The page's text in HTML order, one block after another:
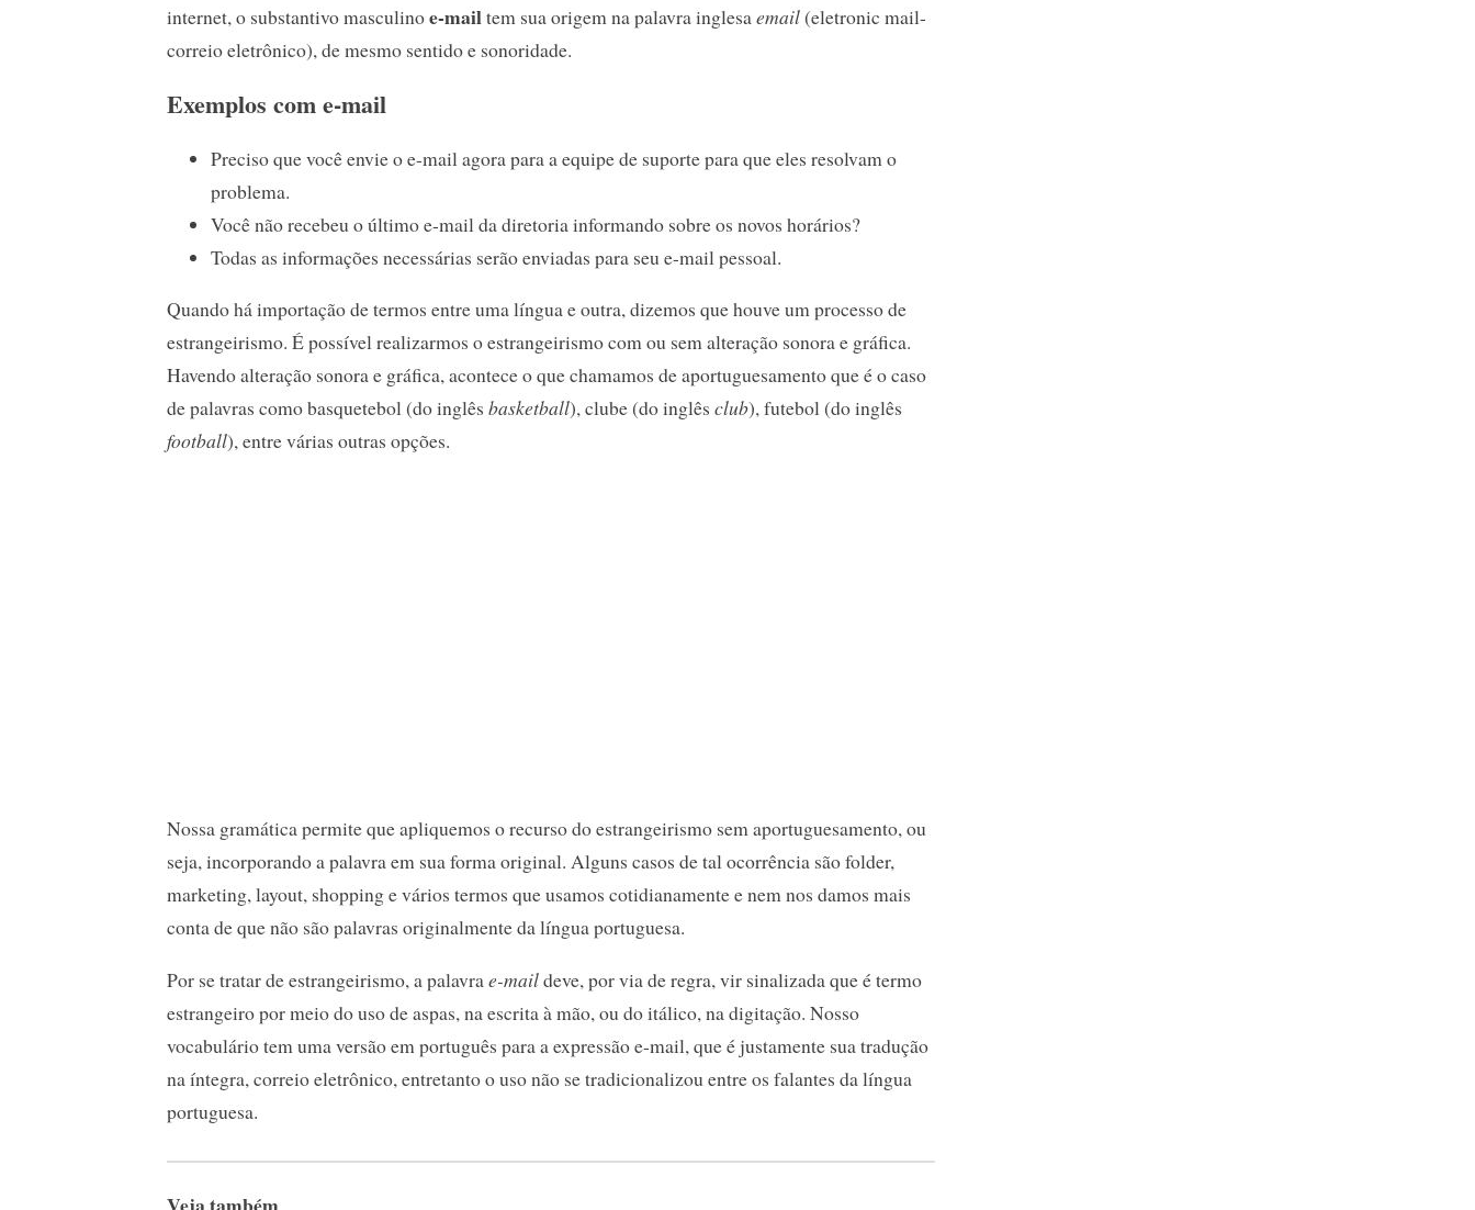
internet, o substantivo masculinoe-mailtem sua origem na palavra inglesa email(eletronic mail-
correio eletrônico), de mesmo sentido e sonoridade.
Exemplos com e-mail
Preciso que você envie o e-mail agora para a equipe de suporte para que eles resolvam o
problema.
Você não recebeu o último e-mail da diretoria informando sobre os novos horários?
Todas as informações necessárias serão enviadas para seu e-mail pessoal.
Quando há importação de termos entre uma língua e outra, dizemos que houve um processo de
estrangeirismo. É possível realizarmos o estrangeirismo com ou sem alteração sonora e gráfica.
Havendo alteração sonora e gráfica, acontece o que chamamos de aportuguesamento que é o caso
de palavras como basquetebol (do inglês basketball), clube (do inglês club), futebol (do inglês
football), entre várias outras opções.
Nossa gramática permite que apliquemos o recurso do estrangeirismo sem aportuguesamento, ou
seja, incorporando a palavra em sua forma original. Alguns casos de tal ocorrência são folder,
marketing, layout, shopping e vários termos que usamos cotidianamente e nem nos damos mais
conta de que não são palavras originalmente da língua portuguesa.
Por se tratar de estrangeirismo, a palavrae-maildeve, por via de regra, vir sinalizada que é termo
estrangeiro por meio do uso de aspas, na escrita à mão, ou do itálico, na digitação. Nosso
vocabulário tem uma versão em português para a expressão e-mail, que é justamente sua tradução
na íntegra, correio eletrônico, entretanto o uso não se tradicionalizou entre os falantes da língua
portuguesa.